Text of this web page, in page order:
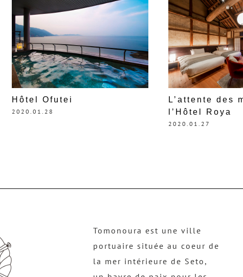
Hôtel Ofutei
2020.01.28
L’attente des
l’Hôtel Roya
2020.01.27
Tomonoura est une ville
portuaire située au coeur de
la mer intérieure de Seto,